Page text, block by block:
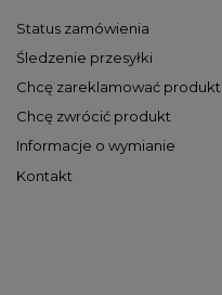
Status zamówienia
Śledzenie przesyłki
Chcę zareklamować produkt
Chcę zwrócić produkt
Informacje o wymianie
Kontakt